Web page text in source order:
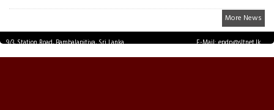
More News
9/3, Station Road, Bambalapitiya, Sri Lanka.
E-Mail: epdp@sltnet.lk